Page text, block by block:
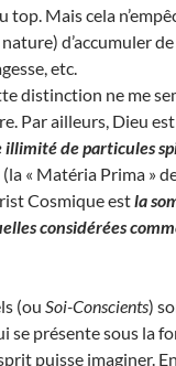
top. Mais cela
d’accumuler
etc.
distinction ne me
Par ailleurs, Dieu est
illimité de particules
(la « Matéria Prima »
Cosmique estla
considérées
(ou Soi-Conscients)
se présente sous la
puisse imaginer.